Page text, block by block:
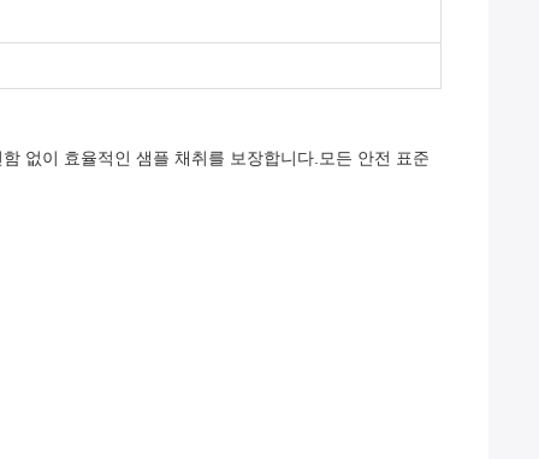
없이 효율적인 샘플 채취를 보장합니다.모든 안전 표준